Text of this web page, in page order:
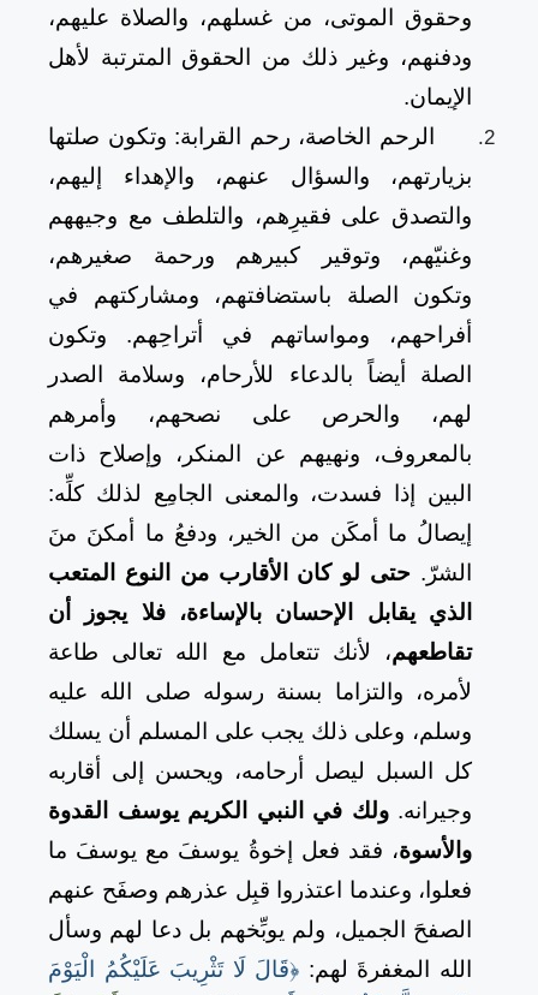
وحقوق الموتى، من غسلهم، والصلاة عليهم،
ودفنهم، وغير ذلك من الحقوق المترتبة لأهل
الإيمان.
الرحم الخاصة، رحم القرابة: وتكون صلتها
بزيارتهم، والسؤال عنهم، والإهداء إليهم،
والتصدق على فقيرِهم، والتلطف مع وجيههم
وغنيّهم، وتوقير كبيرهم ورحمة صغيرهم،
وتكون الصلة باستضافتهم، ومشاركتهم في
أفراحهم، ومواساتهم في أتراحِهم. وتكون
الصلة أيضاً بالدعاء للأرحام، وسلامة الصدر
لهم، والحرص على نصحهم، وأمرهم
بالمعروف، ونهيهم عن المنكر، وإصلاح ذات
البين إذا فسدت، والمعنى الجامِع لذلك كلِّه:
إيصالُ ما أمكَن من الخير، ودفعُ ما أمكنَ منَ
الشرّ. حتى لو كان الأقارب من النوع المتعب
الذي يقابل الإحسان بالإساءة، فلا يجوز أن
تقاطعهم، لأنك تتعامل مع الله تعالى طاعة
لأمره، والتزاما بسنة رسوله صلى الله عليه
وسلم، وعلى ذلك يجب على المسلم أن يسلك
كل السبل ليصل أرحامه، ويحسن إلى أقاربه
وجيرانه.ولك في النبي الكريم يوسف القدوة
والأسوة، فقد فعل إخوةُ يوسفَ مع يوسفَ ما
فعلوا، وعندما اعتذروا قبِل عذرهم وصفَح عنهم
الصفحَ الجميل، ولم يوبِّخهم بل دعا لهم وسأل
الله المغفرةَ لهم: ﴿قَالَ لَا تَثْرِيبَ عَلَيْكُمُ الْيَوْمَ